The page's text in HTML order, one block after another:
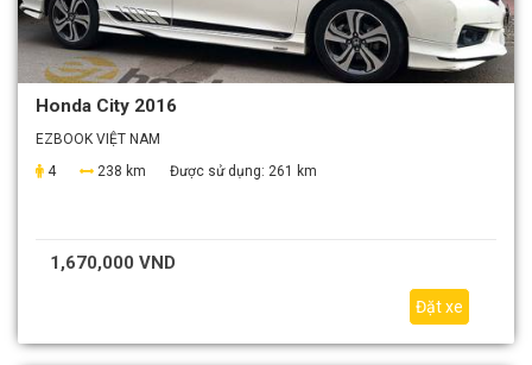
Honda City 2016
EZBOOK VIỆT NAM
4
238 km Được sử dụng: 261 km
1,670,000 VND
Đặt xe